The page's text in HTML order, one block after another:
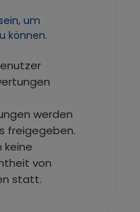
um
können.
werden
freigegeben.
keine
von
statt.